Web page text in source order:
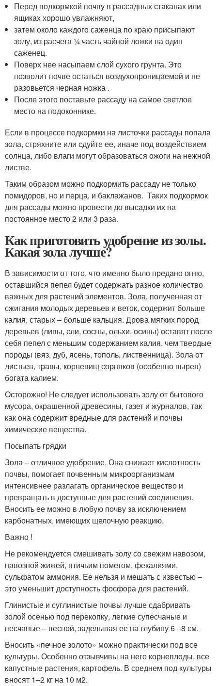
Перед подкормкой почву в рассадных стаканах или
ящиках хорошо увлажняют,
затем около каждого саженца по краю присыпают
золу, из расчета ¼ часть чайной ложки на один
саженец.
Поверх нее насыпаем слой сухого грунта. Это
позволит почве остаться воздухопроницаемой и не
разовьется черная ножка .
После этого поставьте рассаду на самое светлое
место на подоконнике.
Если в процессе подкормки на листочки рассады попала
зола, стряхните или сдуйте ее, иначе под воздействием
солнца, либо влаги могут образоваться ожоги на нежной
листве.
Таким образом можно подкормить рассаду не только
помидоров, но и перца, и баклажанов. Таких подкормок
для рассады можно провести до высадки их на
постоянное место 2 или 3 раза.
Как приготовить удобрение из золы.
Какая зола лучше?
В зависимости от того, что именно было предано огню,
оставшийся пепел будет содержать разное количество
важных для растений элементов. Зола, полученная от
сжигания молодых деревьев и веток, содержит больше
калия, старых – больше кальция. Дрова мягких пород
деревьев (липы, ели, сосны, ольхи, осины) оставят после
себя пепел с меньшим содержанием калия, чем твердые
породы (вяз, дуб, ясень, тополь, лиственница). Зола от
листьев, травы, корневищ сорняков (особенно пырея)
богата калием.
Осторожно! Не следует использовать золу от бытового
мусора, окрашенной древесины, газет и журналов, так
как она содержит вредные для растений и почвы
химические вещества.
Посыпать грядки
Зола – отличное удобрение. Она снижает кислотность
почвы, помогает почвенным микроорганизмам
интенсивнее разлагать органическое вещество и
превращать в доступные для растений соединения.
Вносить ее можно в любую почву за исключением
карбонатных, имеющих щелочную реакцию.
Важно !
Не рекомендуется смешивать золу со свежим навозом,
навозной жижей, птичьим пометом, фекалиями,
сульфатом аммония. Ее нельзя и мешать с известью –
это уменьшит доступность фосфора для растений.
Глинистые и суглинистые почвы лучше сдабривать
золой осенью под перекопку, легкие супесчаные и
песчаные – весной, заделывая ее на глубину 6 –8 см.
Вносить «печное золото» можно практически под все
культуры. Особенно отзывчивы на него корнеплоды, все
капустные растения, картофель. В среднем под культуры
вносят 1–2 кг на 10 м2.